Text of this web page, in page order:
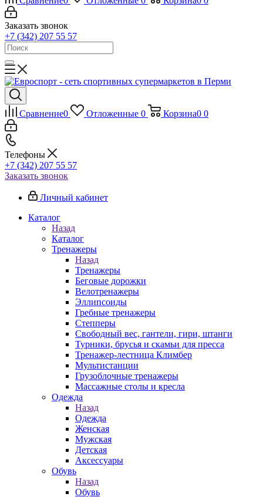
Заказать звонок
+7 (342) 207 55 57
Сравнение0 Отложенные 0 Корзина0 0
Телефоны
+7 (342) 207 55 57
Заказать звонок
Личный кабинет
Каталог
Назад
Каталог
Тренажеры
Назад
Тренажеры
Беговые дорожки
Велотренажеры
Эллипсоиды
Гребные тренажеры
Степперы
Свободный вес, гантели, гири, штанги
Турники, брусья и скамьи для пресса
Тренажер-лестница Климбер
Мультистанции
Грузоблочные тренажеры
Массажные столы и кресла
Одежда
Назад
Одежда
Женская
Мужская
Детская
Аксессуары
Обувь
Назад
Обувь